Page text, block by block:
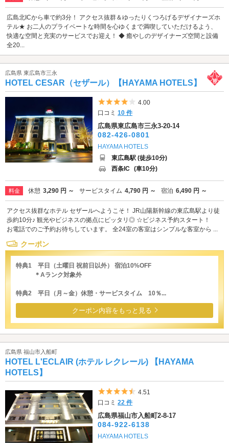
広島北ICから車で約3分！ アクセス抜群＆ゆったりくつろげるデザイナーズホ
テル★ お二人のプライベートな時間を心ゆくまで満喫していただけるよう、
快適な空間と充実のサービスでお迎え！ ◆ 癒やしのデザイナーズ空間と設備
全20...
広島県 東広島市三永
HOTEL CESAR（セザール）【HAYAMA HOTELS】
5つ星のうち4
4.00
口コミ10 件
広島県東広島市三永3-20-14
082-426-0801
HAYAMA HOTELS
東広島駅 (徒歩10分)
西条IC (車10分)
料金 休憩 3,290 円 ～ サービスタイム 4,790 円 ～ 宿泊 6,490 円 ～
アクセス抜群なホテル セザールへようこそ！ JR山陽新幹線の東広島駅より徒
歩約10分♪ 観光やビジネスの拠点にピッタリ◎ ☆ビジネス予約スタート！
お電話でのご予約お待ちしています。 全24室の客室はシンプルな客室から ...
クーポン
特典1 平日（土曜日 祝前日以外） 宿泊10%OFF
＊Aランク対象外
特典2 平日（月～金）休憩・サービスタイム 10％...
クーポン内容をもっと見る
広島県 福山市入船町
HOTEL L'ECLAIR (ホテル レクレール) 【HAYAMA
HOTELS】
5つ星のうち4.5
4.51
口コミ22 件
広島県福山市入船町2-8-17
084-922-6138
HAYAMA HOTELS